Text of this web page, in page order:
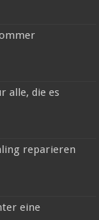
alle, die es
reparieren
eine